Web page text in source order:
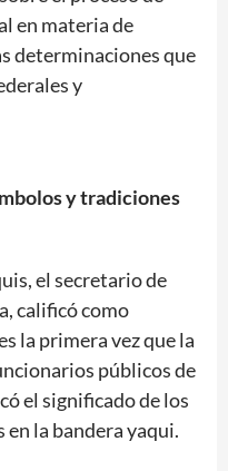
en materia de
determinaciones que
y
y tradiciones
el secretario de
calificó como
la primera vez que la
públicos de
el significado de los
la bandera yaqui.